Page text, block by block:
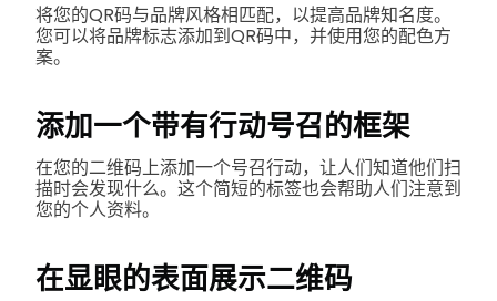
将您的QR码与品牌风格相匹配，以提高品牌知名度。
您可以将品牌标志添加到QR码中，并使用您的配色方
案。
添加一个带有行动号召的框架
在您的二维码上添加一个号召行动，让人们知道他们扫
描时会发现什么。这个简短的标签也会帮助人们注意到
您的个人资料。
在显眼的表面展示二维码